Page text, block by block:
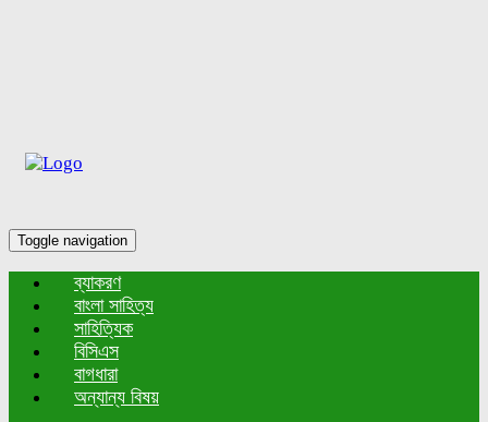
Toggle navigation
ব্যাকরণ
বাংলা সাহিত্য
সাহিত্যিক
বিসিএস
বাগধারা
অন্যান্য বিষয়